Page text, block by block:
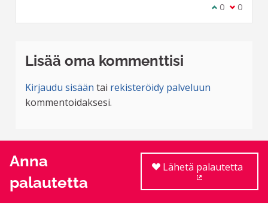
Olen samaa
0 Olen eri
0
Lisää oma kommenttisi
Kirjaudu sisään tai rekisteröidy palveluun
kommentoidaksesi.
Anna
palautetta
Lähetä palautetta